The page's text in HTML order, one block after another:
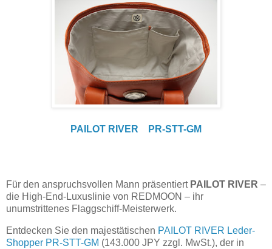
PAILOT RIVER PR-STT-GM
Für den anspruchsvollen Mann präsentiert PAILOT RIVER –
die High-End-Luxuslinie von REDMOON – ihr
unumstrittenes Flaggschiff-Meisterwerk.
Entdecken Sie den majestätischen PAILOT RIVER Leder-
Shopper PR-STT-GM (143.000 JPY zzgl. MwSt.), der in